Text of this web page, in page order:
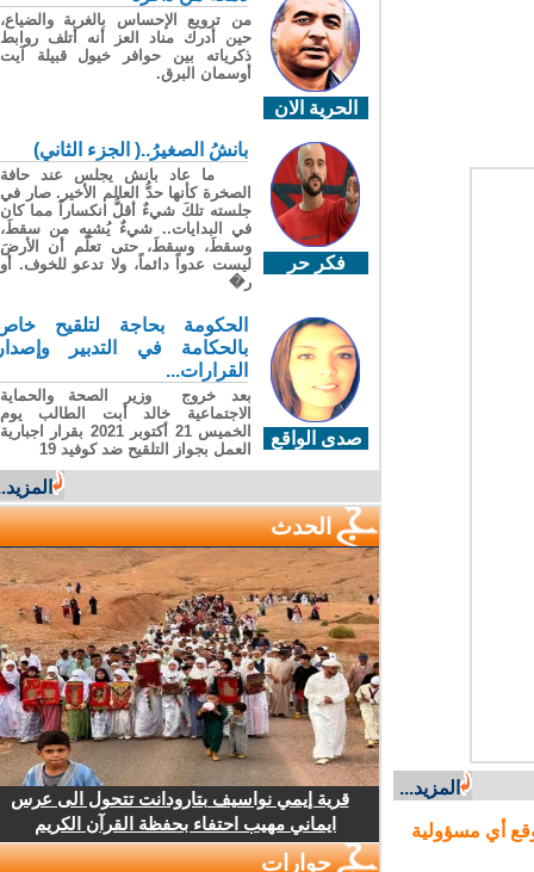
المزيد...
أي مسؤولية
الحرية الان
من ترويع الإحساس بالغربة والضياع،
حين أدرك مناد العز أنه أتلف روابط
ذكرياته بين حوافر خيول قبيلة آيت
أوسمان البرق.
فكر حر
بانشُ الصغيرُ..( الجزء الثاني)
ما عاد بانش يجلس عند حافة
الصخرة كأنها حدُّ العالم الأخير. صار في
جلسته تلكَ شيءٌ أقلُّ انكساراً مما كان
في البدايات.. شيءٌ يُشبِه من سقطَ،
وسقطَ، وسقطَ، حتى تعلّم أن الأرضَ
ليست عدواً دائماً، ولا تدعو للخوف. أو
ر�
صدى الواقع
الحكومة بحاجة لتلقيح خاص
بالحكامة في التدبير وإصدار
القرارات...
بعد خروج وزير الصحة والحماية
الاجتماعية خالد أبت الطالب يوم
الخميس 21 أكتوبر 2021 بقرار اجبارية
العمل بجواز التلقيح ضد كوفيد 19
المزيد...
الحدث
قرية إيمي نواسيف بتارودانت تتحول الى عرس
ايماني مهيب احتفاء بحفظة القرآن الكريم
حوارات